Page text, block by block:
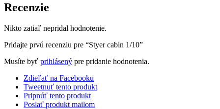
Recenzie
Nikto zatiaľ nepridal hodnotenie.
Pridajte prvú recenziu pre “Styer cabin 1/10”
Musíte byť prihlásený pre pridanie hodnotenia.
Zdieľať na Facebooku
Tweetnuť tento produkt
Pripnúť tento produkt
Poslať produkt mailom